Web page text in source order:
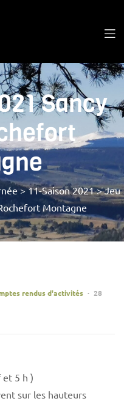
Sancy
>11-Saison 2021>Jeu
Montagne
rendus d'activités
28
et 5 h )
sur les hauteurs